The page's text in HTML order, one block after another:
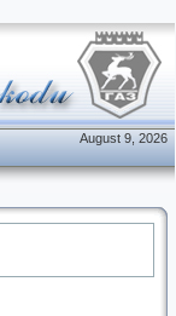
August 9, 2026